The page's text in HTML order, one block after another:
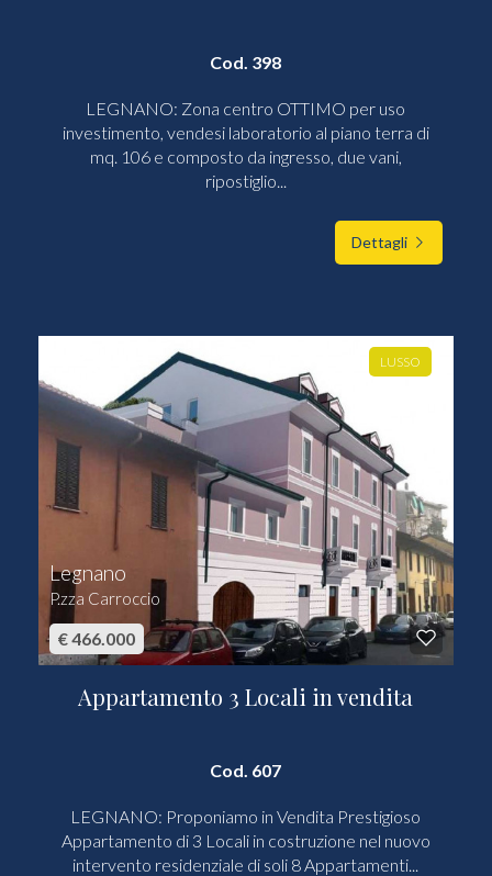
Cod. 398
LEGNANO: Zona centro OTTIMO per uso
investimento, vendesi laboratorio al piano terra di
mq. 106 e composto da ingresso, due vani,
ripostiglio...
Dettagli
LUSSO
Legnano
P.zza Carroccio
€ 466.000
Appartamento 3 Locali in vendita
Cod. 607
LEGNANO: Proponiamo in Vendita Prestigioso
Appartamento di 3 Locali in costruzione nel nuovo
intervento residenziale di soli 8 Appartamenti...